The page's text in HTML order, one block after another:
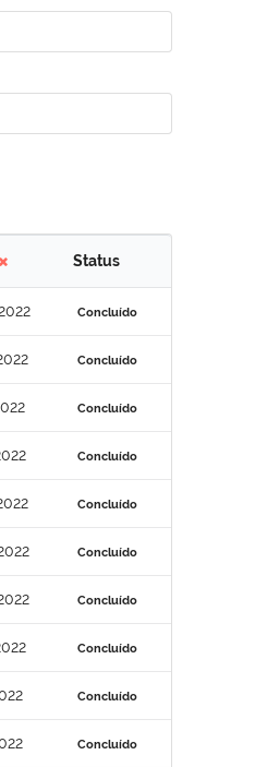
Status
Concluído
Concluído
Concluído
Concluído
Concluído
Concluído
Concluído
Concluído
Concluído
Concluído